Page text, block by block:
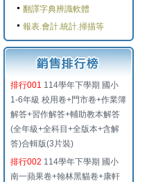
翻譯字典辨識軟體
報表.會計.統計.掃描等
排行001 114學年下學期 國小
1-6年級 校用卷+門市卷+作業簿
解答+習作解答+輔助教本解答
(全年級+全科目+全版本+含解
答)合輯版(3片裝)
排行002 114學年下學期 國小
南一蘋果卷+翰林黑貓卷+康軒